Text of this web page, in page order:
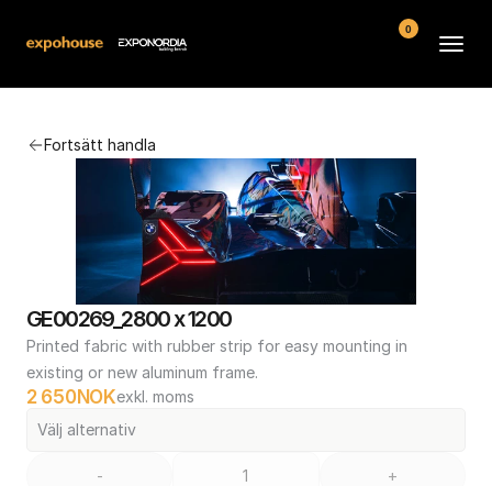
Fortsätt handla
GE00269_2800 x 1200
Printed fabric with rubber strip for easy mounting in
existing or new aluminum frame.
2 650NOKexkl. moms
Välj alternativ
- +
Kontakt
Köpvillkor
0